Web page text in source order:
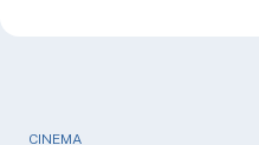
CINEMA